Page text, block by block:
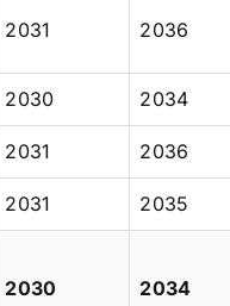
2031 2036
2030 2034
2031 2036
2031 2035
2030 2034